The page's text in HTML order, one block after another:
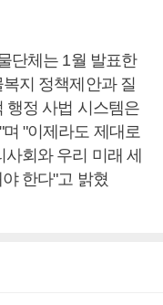
단체는 1월 발표한
지 정책제안과 질
행정 사법 시스템은
"이제라도 제대로
회와 우리 미래 세
한다"고 밝혔